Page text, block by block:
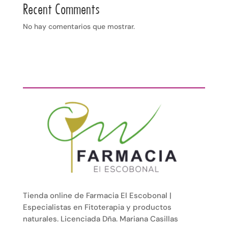
Recent Comments
No hay comentarios que mostrar.
Tienda online de Farmacia El Escobonal |
Especialistas en Fitoterapia y productos
naturales. Licenciada Dña. Mariana Casillas